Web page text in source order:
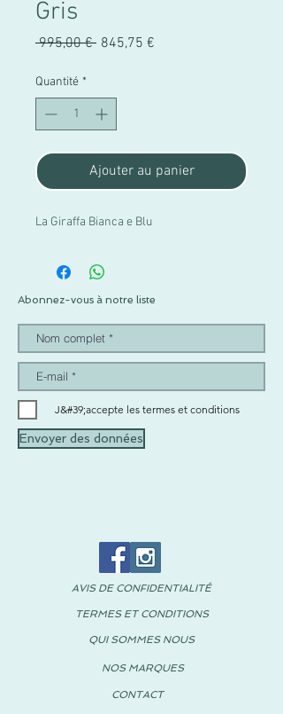
Gris
995,00 € Prix
845,75 €
Quantité *
Ajouter au panier
La Giraffa Bianca e Blu
Abonnez-vous à notre liste
J&#39;accepte les termes et conditions
Envoyer des données
AVIS DE CONFIDENTIALITÉ
TERMES ET CONDITIONS
QUI SOMMES NOUS
NOS MARQUES
CONTACT